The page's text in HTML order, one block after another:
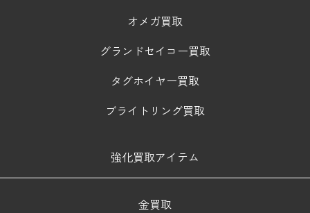
オメガ買取
グランドセイコー買取
タグホイヤー買取
ブライトリング買取
強化買取アイテム
金買取